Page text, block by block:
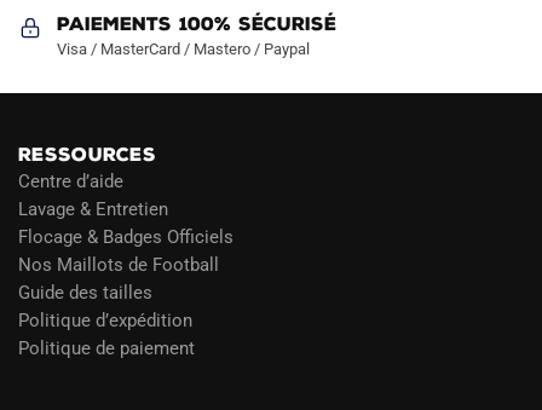
Paiements 100% Sécurisé
Visa / MasterCard / Mastero / Paypal
RESSOURCES
Centre d’aide
Lavage & Entretien
Flocage & Badges Officiels
Nos Maillots de Football
Guide des tailles
Politique d’expédition
Politique de paiement